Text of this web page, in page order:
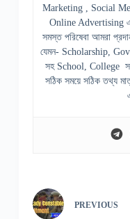
Marketing , Social
Online Advertising
সমস্ত পরিষেবা আমরা
যেমন- Scholarship,
সহ School, College সহ
সঠিক সময়ে সঠিক তথ্য
PREVIOUS